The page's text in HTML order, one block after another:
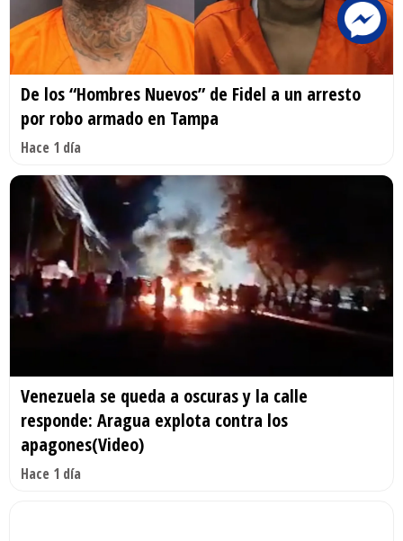
De los “Hombres Nuevos” de Fidel a un arresto
por robo armado en Tampa
Hace 1 día
Venezuela se queda a oscuras y la calle
responde: Aragua explota contra los
apagones(Video)
Hace 1 día